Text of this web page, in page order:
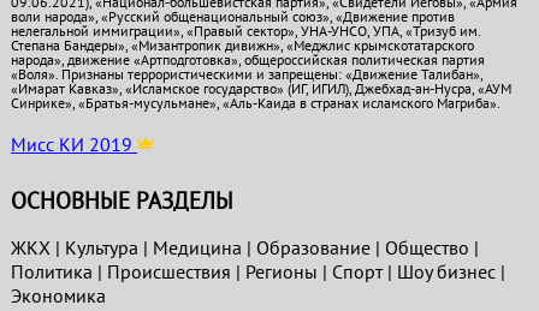
воли народа», «Русский общенациональный союз», «Движение против
нелегальной иммиграции», «Правый сектор», УНА-УНСО, УПА, «Тризуб им.
Степана Бандеры», «Мизантропик дивижн», «Меджлис крымскотатарского
народа», движение «Артподготовка», общероссийская политическая партия
«Воля». Признаны террористическими и запрещены: «Движение Талибан»,
«Имарат Кавказ», «Исламское государство» (ИГ, ИГИЛ), Джебхад-ан-Нусра, «АУМ
Синрике», «Братья-мусульмане», «Аль-Каида в странах исламского Магриба».
Мисс КИ 2019
ОСНОВНЫЕ РАЗДЕЛЫ
ЖКХ| Культура | Медицина | Образование| Общество |
Политика | Проиcшествия | Регионы | Спорт| Шоу бизнес|
Экономика